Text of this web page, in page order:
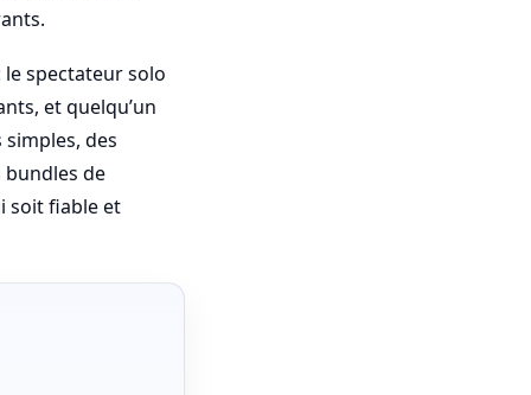
le spectateur solo
et quelqu’un
des
bundles de
soit fiable et